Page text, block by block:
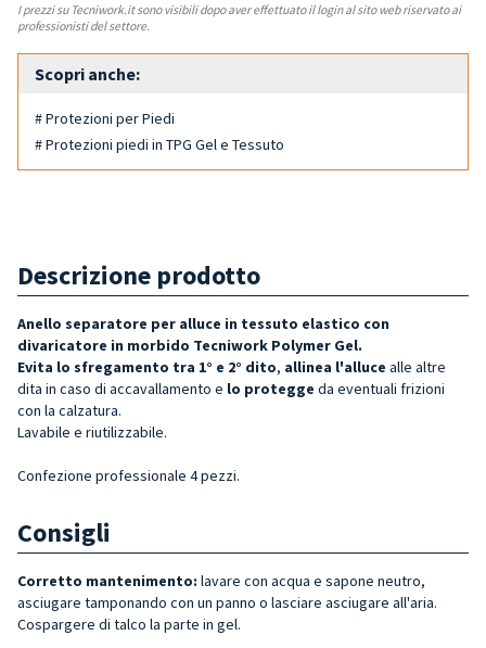
I prezzi su Tecniwork.it sono visibili dopo aver effettuato il login al sito web riservato ai
professionisti del settore.
Scopri anche:
# Protezioni per Piedi
# Protezioni piedi in TPG Gel e Tessuto
Descrizione prodotto
Anello separatore per alluce in tessuto elastico con
divaricatore in morbido Tecniwork Polymer Gel.
Evita lo sfregamento tra 1° e 2° dito, allinea l'alluce alle altre
dita in caso di accavallamento e lo protegge da eventuali frizioni
con la calzatura.
Lavabile e riutilizzabile.
Confezione professionale 4 pezzi.
Consigli
Corretto mantenimento: lavare con acqua e sapone neutro,
asciugare tamponando con un panno o lasciare asciugare all'aria.
Cospargere di talco la parte in gel.